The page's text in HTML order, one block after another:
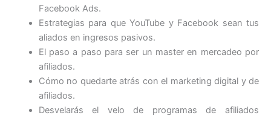
Facebook Ads.
Estrategias para que YouTube y Facebook sean tus
aliados en ingresos pasivos.
El paso a paso para ser un master en mercadeo por
afiliados.
Cómo no quedarte atrás con el marketing digital y de
afiliados.
Desvelarás el velo de programas de afiliados